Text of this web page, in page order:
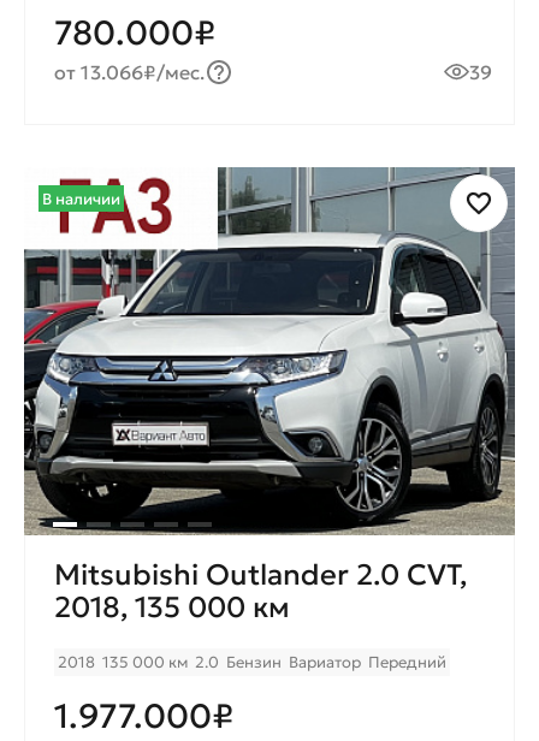
780.000₽
от 13.066₽/мес. 39
В наличии
Mitsubishi Outlander 2.0 CVT,
2018, 135 000 км
2018 135 000 км 2.0 Бензин Вариатор Передний
1.977.000₽